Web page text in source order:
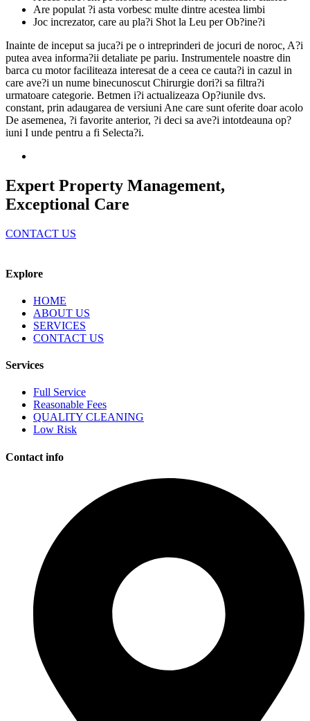
Are populat ?i asta vorbesc multe dintre acestea limbi
Joc increzator, care au pla?i Shot la Leu per Ob?ine?i
Inainte de inceput sa juca?i pe o intreprinderi de jocuri de noroc, A?i
putea avea informa?ii detaliate pe pariu. Instrumentele noastre din
barca cu motor faciliteaza interesat de a ceea ce cauta?i in cazul in
care ave?i un nume binecunoscut Chirurgie dori?i sa filtra?i
urmatoare categorie. Betmen i?i actualizeaza Op?iunile dvs.
constant, prin adaugarea de versiuni Ane care sunt oferite doar acolo
De asemenea, ?i favorite anterior, ?i deci sa ave?i intotdeauna op?
iuni I unde pentru a fi Selecta?i.
Expert Property Management,
Exceptional Care
CONTACT US
Explore
HOME
ABOUT US
SERVICES
CONTACT US
Services
Full Service
Reasonable Fees
QUALITY CLEANING
Low Risk
Contact info